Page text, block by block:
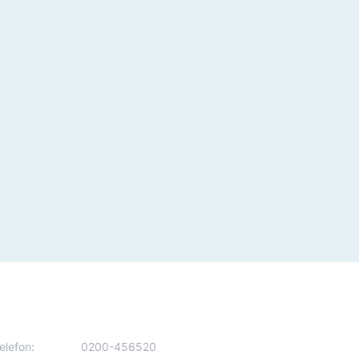
0200-456520